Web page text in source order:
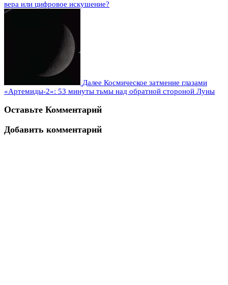
вера или цифровое искушение?
Далее Космическое затмение глазами
«Артемиды-2»: 53 минуты тьмы над обратной стороной Луны
Оставьте Комментарий
Добавить комментарий